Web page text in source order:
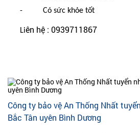
-
Có sức khỏe tốt
​Liê​n hệ​ : 0939711867
Công ty bảo vệ An Thống Nhất
Bắc Tân uyên Bình Dương